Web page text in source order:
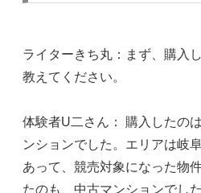
ライターきち丸：まず、購入
教えてください。
体験者U二さん： 購入したの
ンションでした。エリアは岐
あって、競売対象になった物
たのも、中古マンションでし